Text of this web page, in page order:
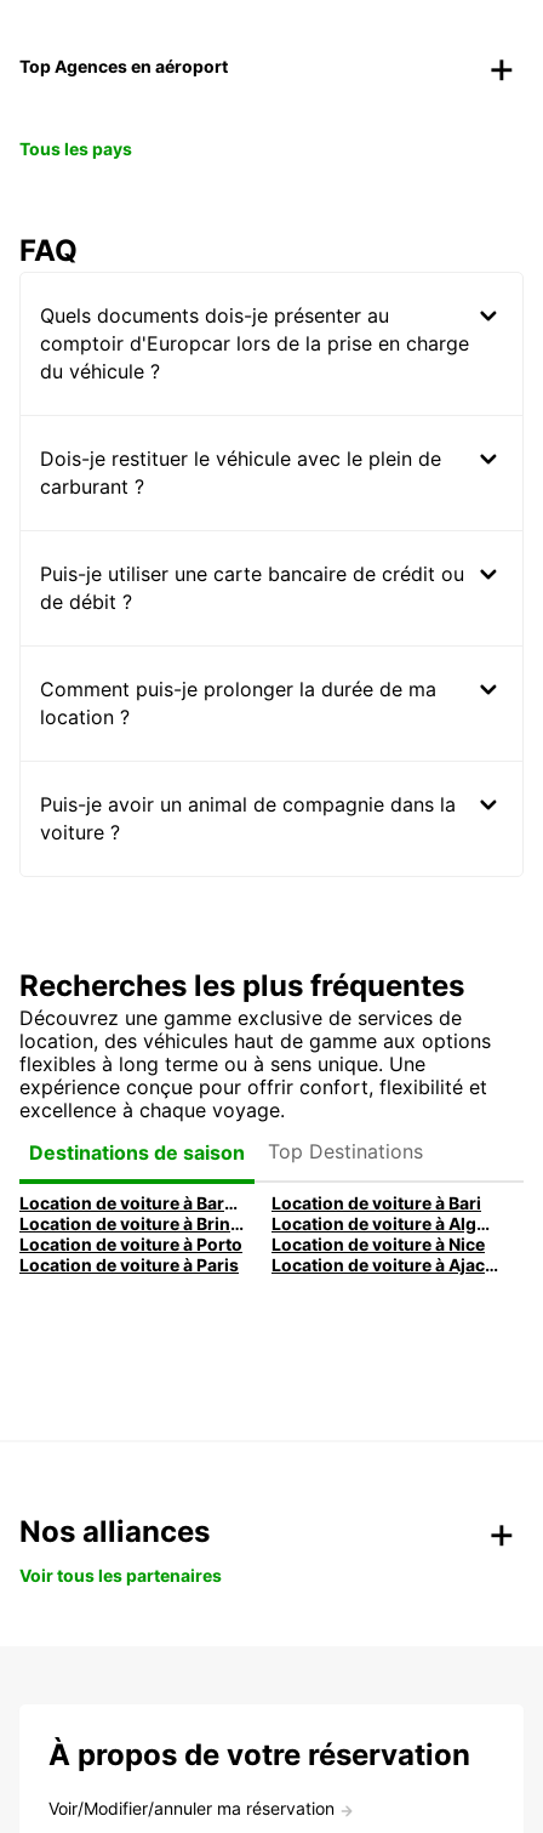
Top Agences en aéroport
Tous les pays
FAQ
Quels documents dois-je présenter au
comptoir d'Europcar lors de la prise en charge
du véhicule ?
Dois-je restituer le véhicule avec le plein de
carburant ?
Puis-je utiliser une carte bancaire de crédit ou
de débit ?
Comment puis-je prolonger la durée de ma
location ?
Puis-je avoir un animal de compagnie dans la
voiture ?
Recherches les plus fréquentes
Découvrez une gamme exclusive de services de
location, des véhicules haut de gamme aux options
flexibles à long terme ou à sens unique. Une
expérience conçue pour offrir confort, flexibilité et
excellence à chaque voyage.
Destinations de saison
Top Destinations
Location de voiture à Barcelone
Location de voiture à Bari
Location de voiture à Brindisi
Location de voiture à Alghero
Location de voiture à Porto
Location de voiture à Nice
Location de voiture à Paris
Location de voiture à Ajaccio
Nos alliances
Voir tous les partenaires
À propos de votre réservation
Voir/Modifier/annuler ma réservation